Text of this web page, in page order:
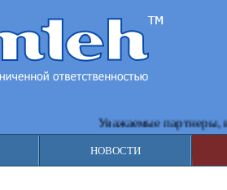
Уважаемые партнеры, в
НОВОСТИ